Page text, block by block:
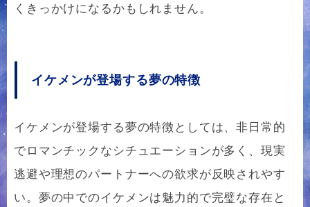
くきっかけになるかもしれません。
イケメンが登場する夢の特徴
イケメンが登場する夢の特徴としては、非日常的
でロマンチックなシチュエーションが多く、現実
逃避や理想のパートナーへの欲求が反映されやす
い。夢の中でのイケメンは魅力的で完璧な存在と